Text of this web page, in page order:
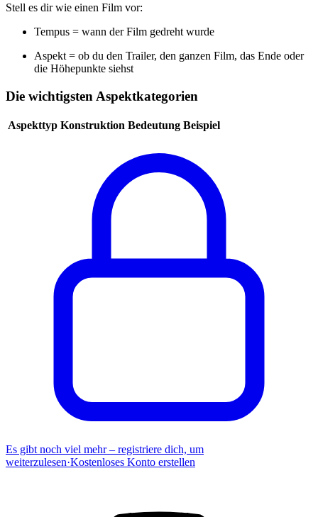
Stell es dir wie einen Film vor:
Tempus = wann der Film gedreht wurde
Aspekt = ob du den Trailer, den ganzen Film, das Ende oder
die Höhepunkte siehst
Die wichtigsten Aspektkategorien
Aspekttyp Konstruktion Bedeutung Beispiel
Es gibt noch viel mehr – registriere dich, um
weiterzulesen·Kostenloses Konto erstellen